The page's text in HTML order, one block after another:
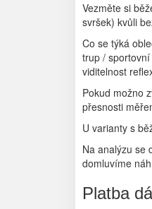
Vezměte si
svršek) kvůli
Co se týká
trup /
viditelnost
Pokud možno
přesnosti
U varianty s
Na analýzu se
domluvíme
Platba